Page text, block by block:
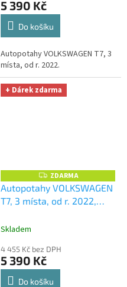
hodnotě 329,-Kč
5 390 Kč
Do košíku
Autopotahy VOLKSWAGEN T7, 3
místa, od r. 2022.
+ Dárek zdarma
Z
D
A
M
ZDARMA
Autopotahy VOLKSWAGEN
T7, 3 místa, od r. 2022,
modrý+ OPTIMÁL utěrka
Microfiber zdarma v
hodnotě 329,-Kč
Skladem
4 455 Kč bez DPH
5 390 Kč
Do košíku